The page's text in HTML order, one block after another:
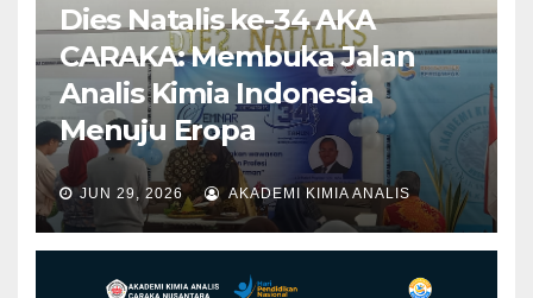
Dies Natalis ke-34 AKA
CARAKA: Membuka Jalan
Analis Kimia Indonesia
Menuju Eropa
JUN 29, 2026 AKADEMI KIMIA ANALIS